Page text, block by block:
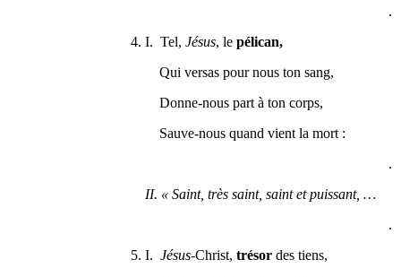
.
4. I. Tel,Jésus, lepélican,
Qui versas pour nous ton sang,
Donne-nous part à ton corps,
Sauve-nous quand vient la mort :
.
II. « Saint, très saint, saint et puissant, …
.
5. I.Jésus-Christ,trésordes tiens,